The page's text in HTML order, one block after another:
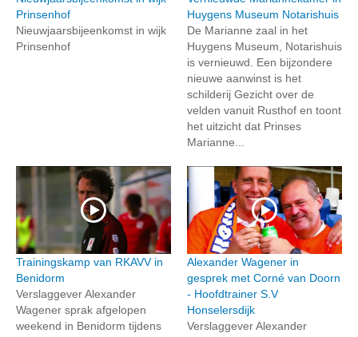
Prinsenhof
Nieuwjaarsbijeenkomst in wijk
Prinsenhof
Huygens Museum Notarishuis
De Marianne zaal in het
Huygens Museum, Notarishuis
is vernieuwd. Een bijzondere
nieuwe aanwinst is het
schilderij Gezicht over de
velden vanuit Rusthof en toont
het uitzicht dat Prinses
Marianne...
Trainingskamp van RKAVV in
Benidorm
Verslaggever Alexander
Wagener sprak afgelopen
weekend in Benidorm tijdens
Alexander Wagener in
gesprek met Corné van Doorn
- Hoofdtrainer S.V
Honselersdijk
Verslaggever Alexander